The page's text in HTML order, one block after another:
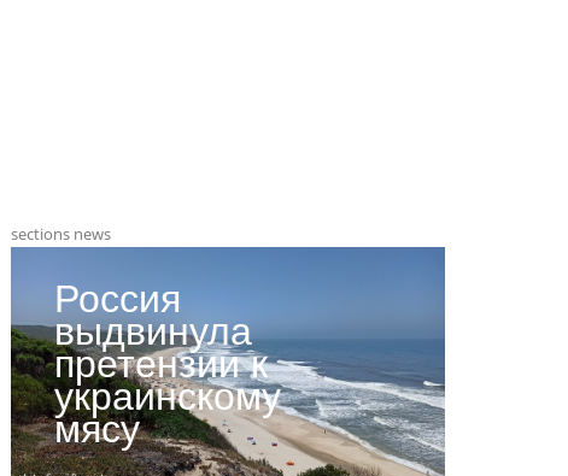
sections news
Россия
выдвинула
претензии к
украинскому
мясу